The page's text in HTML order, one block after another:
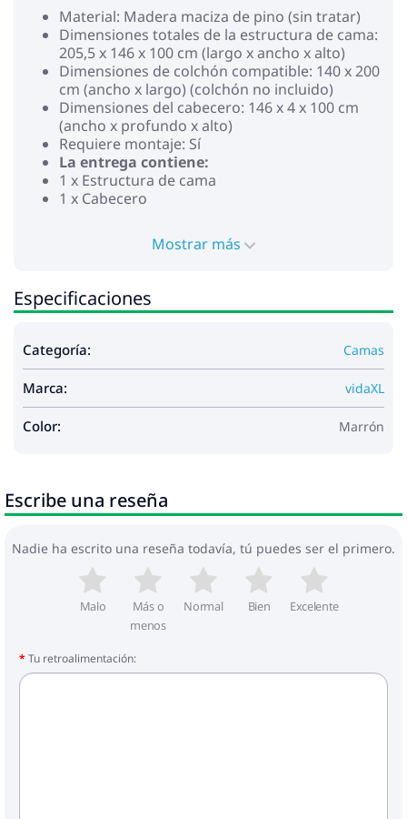
Material: Madera maciza de pino (sin tratar)
Dimensiones totales de la estructura de cama:
205,5 x 146 x 100 cm (largo x ancho x alto)
Dimensiones de colchón compatible: 140 x 200
cm (ancho x largo) (colchón no incluido)
Dimensiones del cabecero: 146 x 4 x 100 cm
(ancho x profundo x alto)
Requiere montaje: Sí
La entrega contiene:
1 x Estructura de cama
1 x Cabecero
Mostrar más
Especificaciones
Categoría: Camas
Marca: vidaXL
Color: Marrón
Escribe una reseña
Nadie ha escrito una reseña todavía, tú puedes ser el primero.
Malo
Más o
menos
Normal Bien Excelente
Tu retroalimentación: